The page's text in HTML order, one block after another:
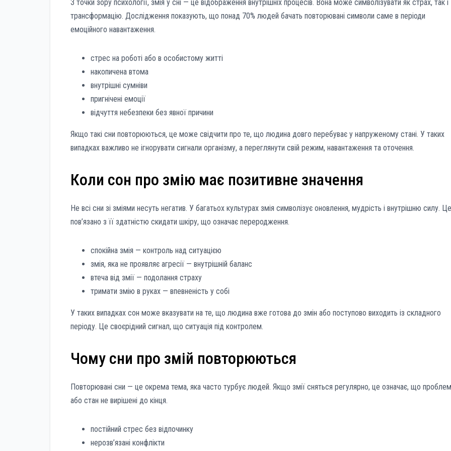
З точки зору психології, змія у сні — це відображення внутрішніх процесів. Вона може символізувати як страх, так і
трансформацію. Дослідження показують, що понад 70% людей бачать повторювані символи саме в періоди
емоційного навантаження.
стрес на роботі або в особистому житті
накопичена втома
внутрішні сумніви
пригнічені емоції
відчуття небезпеки без явної причини
Якщо такі сни повторюються, це може свідчити про те, що людина довго перебуває у напруженому стані. У таких
випадках важливо не ігнорувати сигнали організму, а переглянути свій режим, навантаження та оточення.
Коли сон про змію має позитивне значення
Не всі сни зі зміями несуть негатив. У багатьох культурах змія символізує оновлення, мудрість і внутрішню силу. Це
пов’язано з її здатністю скидати шкіру, що означає переродження.
спокійна змія — контроль над ситуацією
змія, яка не проявляє агресії — внутрішній баланс
втеча від змії — подолання страху
тримати змію в руках — впевненість у собі
У таких випадках сон може вказувати на те, що людина вже готова до змін або поступово виходить із складного
періоду. Це своєрідний сигнал, що ситуація під контролем.
Чому сни про змій повторюються
Повторювані сни — це окрема тема, яка часто турбує людей. Якщо змії сняться регулярно, це означає, що
або стан не вирішені до кінця.
постійний стрес без відпочинку
нерозв’язані конфлікти